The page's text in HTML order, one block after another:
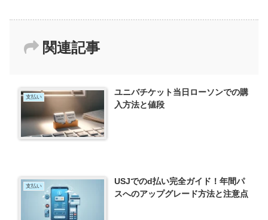
関連記事
支払い
ユニバチケット当日ローソンでの購
入方法と値段
支払い
USJでのd払い完全ガイド！年間パ
スへのアップグレード方法と注意点